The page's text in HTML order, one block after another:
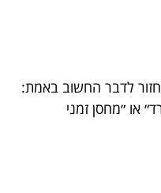
לדבר החשוב באמת:
או ״מחסן זמני